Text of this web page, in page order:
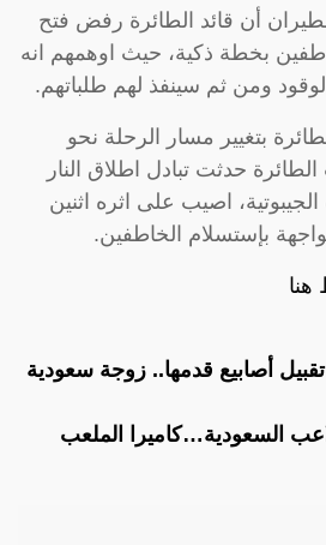
أن قائد الطائرة رفض فتح
بخطة ذكية، حيث اوهمهم انه
ومن ثم سينفذ لهم طلباتهم.
بتغيير مسار الرحلة نحو
حدثت تبادل اطلاق النار
اصيب على اثره اثنين
بإستسلام الخاطفين.
هنا
تقبيل أصابيع قدمها.. زوجة سعودية
السعودية…كاميرا الملعب